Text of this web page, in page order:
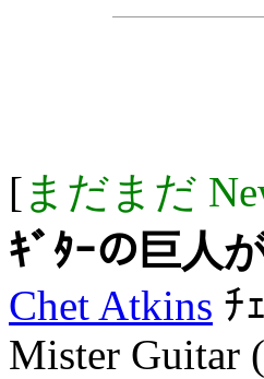
[まだまだ
ｷﾞﾀｰの巨人
Chet Atkins ﾁ
Mister Guitar